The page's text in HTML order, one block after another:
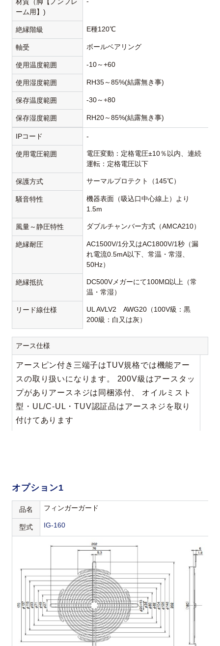
ーム用】)
絶縁階級 E種120℃
軸受 ボールベアリング
使用温度範囲 -10～+60
使用湿度範囲 RH35～85%(結露無き事)
保存温度範囲 -30～+80
保存湿度範囲 RH20～85%(結露無き事)
IPコード -
使用電圧範囲
電圧変動：定格電圧±10％以内、連続
運転：定格電圧以下
保護方式 サーマルプロテクト（145℃）
騒音特性
機器表面（吸込口中心線上）より
1.5m
風量～静圧特性 ダブルチャンバー方式（AMCA210）
絶縁耐圧
AC1500V/1分又はAC1800V/1秒（漏
れ電流0.5mA以下、常温・常湿、
50Hz）
絶縁抵抗
DC500Vメガーにて100MΩ以上（常
温・常湿）
リード線仕様
UL AVLV2 AWG20（100V級：黒
200級：白又は灰）
アース仕様
アースピン付き三端子はTUV規格では機能アー
スの取り扱いになります。 200V級はアースタッ
プがありアースネジは同梱添付、 オイルミスト
型・UL/C-UL・TUV認証品はアースネジを取り
付けてあります
オプション1
品名 フィンガーガード
型式 IG-160